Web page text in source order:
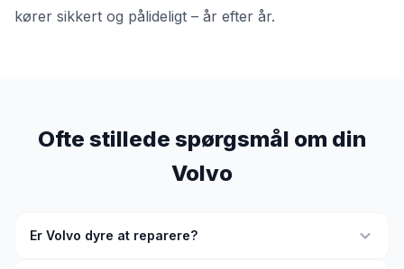
kører sikkert og pålideligt – år efter år.
Ofte stillede spørgsmål om din
Volvo
Er Volvo dyre at reparere?